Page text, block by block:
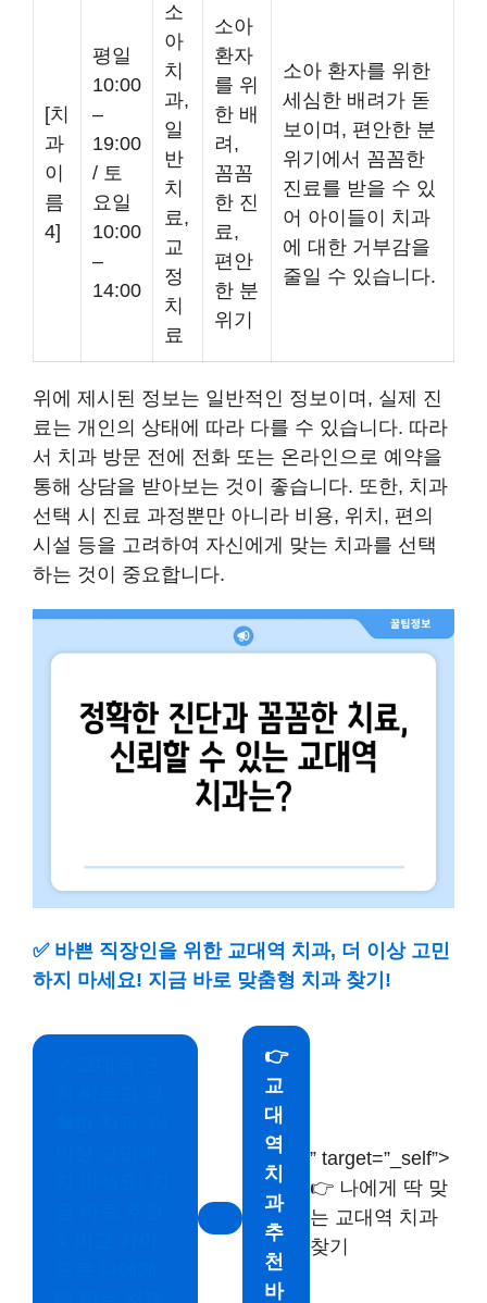
[치
과
이
름
4]
평일
10:00
–
19:00
/ 토
요일
10:00
–
14:00
소
아
치
과,
일
반
치
료,
교
정
치
료
소아
환자
를 위
한 배
려,
꼼꼼
한 진
료,
편안
한 분
위기
소아 환자를 위한
세심한 배려가 돋
보이며, 편안한 분
위기에서 꼼꼼한
진료를 받을 수 있
어 아이들이 치과
에 대한 거부감을
줄일 수 있습니다.
위에 제시된 정보는 일반적인 정보이며, 실제 진
료는 개인의 상태에 따라 다를 수 있습니다. 따라
서 치과 방문 전에 전화 또는 온라인으로 예약을
통해 상담을 받아보는 것이 좋습니다. 또한, 치과
선택 시 진료 과정뿐만 아니라 비용, 위치, 편의
시설 등을 고려하여 자신에게 맞는 치과를 선택
하는 것이 중요합니다.
✅ 바쁜 직장인을 위한 교대역 치과, 더 이상 고민
하지 마세요! 지금 바로 맞춤형 치과 찾기!
👉
교
대
역
치
과
추
천
바
” target=”_self”>
👉 나에게 딱 맞
는 교대역 치과
찾기